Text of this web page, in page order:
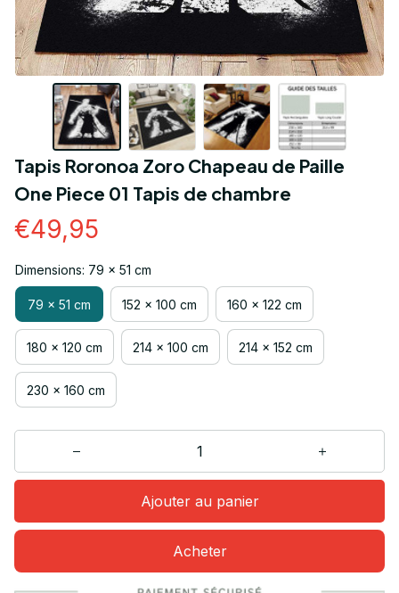
Tapis Roronoa Zoro Chapeau de Paille
One Piece 01 Tapis de chambre
€49,95
Dimensions: 79 x 51 cm
79 x 51 cm 152 x 100 cm 160 x 122 cm
180 x 120 cm 214 x 100 cm 214 x 152 cm
230 x 160 cm
Ajouter au panier
Acheter